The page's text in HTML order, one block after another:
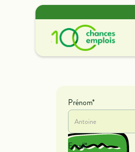
Découvrir nos offres de
contrat et de bénévolat.
Prénom*
Email*